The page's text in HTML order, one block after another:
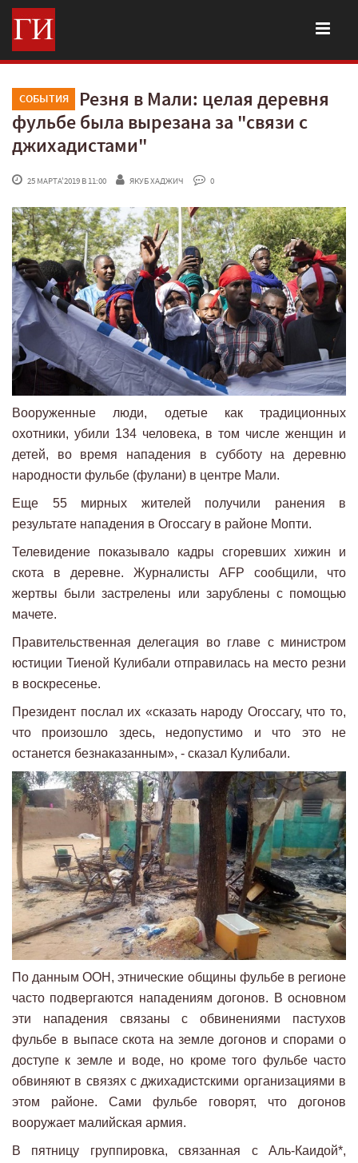
СОБЫТИЯ
Резня в Мали: целая деревня
фульбе была вырезана за "связи с
джихадистами"
25 МАРТА'2019 В 11:00 ЯКУБ ХАДЖИЧ 0
Вооруженные люди, одетые как традиционных
охотники, убили 134 человека, в том числе женщин и
детей, во время нападения в субботу на деревню
народности фульбе (фулани) в центре Мали.
Еще 55 мирных жителей получили ранения в
результате нападения в Огоссагу в районе Мопти.
Телевидение показывало кадры сгоревших хижин и
скота в деревне. Журналисты AFP сообщили, что
жертвы были застрелены или зарублены с помощью
мачете.
Правительственная делегация во главе с министром
юстиции Тиеной Кулибали отправилась на место резни
в воскресенье.
Президент послал их «сказать народу Огоссагу, что то,
что произошло здесь, недопустимо и что это не
останется безнаказанным», - сказал Кулибали.
По данным ООН, этнические общины фульбе в регионе
часто подвергаются нападениям догонов. В основном
эти нападения связаны с обвинениями пастухов
фульбе в выпасе скота на земле догонов и спорами о
доступе к земле и воде, но кроме того фульбе часто
обвиняют в связях с джихадистскими организациями в
этом районе. Сами фульбе говорят, что догонов
вооружает малийская армия.
В пятницу группировка, связанная с Аль-Каидой*,